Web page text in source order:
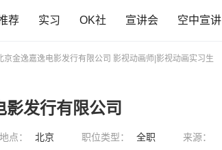
荐 实习 OK社 宣讲会 空中宣讲
京金逸嘉逸电影发行有限公司 影视动画师|影视动画实习生
发行有限公司
点： 北京 职位类型： 全职 来源：